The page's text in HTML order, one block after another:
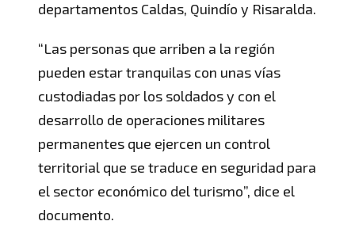
departamentos Caldas, Quindío y Risaralda.
“Las personas que arriben a la región
pueden estar tranquilas con unas vías
custodiadas por los soldados y con el
desarrollo de operaciones militares
permanentes que ejercen un control
territorial que se traduce en seguridad para
el sector económico del turismo”, dice el
documento.